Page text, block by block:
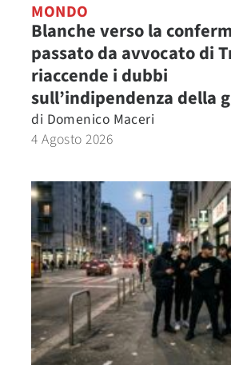
MONDO
Blanche verso la
passato da avvocato di
riaccende i dubbi
sull’indipendenza della
di Domenico Maceri
4 Agosto 2026